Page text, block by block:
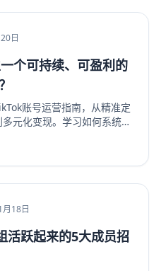
视频收益！
日
个可持续、可盈利的
账号运营指南，从精准定
元化变现。学习如何系统性
盈利能力的TikTok个人品牌
实现商业增长。掌握核心策
18日
跃起来的5大成员招